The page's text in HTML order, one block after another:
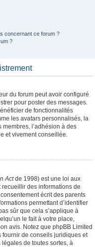
concernant ce forum ?
?
du forum peut avoir configuré
pour poster des messages.
de fonctionnalités
les avatars personnalisés, la
membres, l’adhésion à des
et vivement conseillée.
Actde 1998) est une loi aux
recueillir des informations de
écrit des parents
permettant d’identifier
sûr que cela s’applique à
le fait à votre place,
avis. Notez que phpBB Limited
fournir de conseils juridiques et
de toutes sortes, à